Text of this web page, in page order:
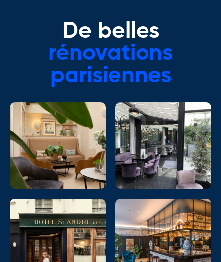
De belles
rénovations
parisiennes